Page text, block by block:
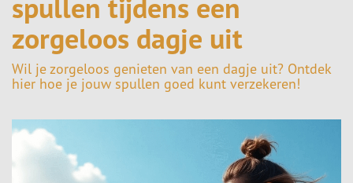
spullen tijdens een
zorgeloos dagje uit
Wil je zorgeloos genieten van een dagje uit? Ontdek
hier hoe je jouw spullen goed kunt verzekeren!